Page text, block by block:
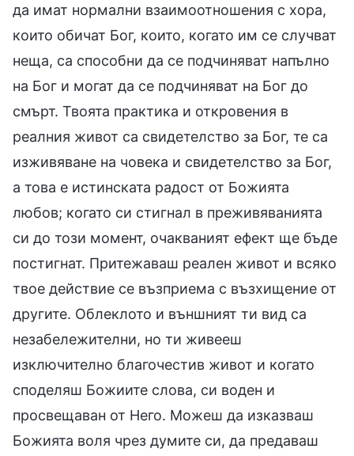
да имат нормални взаимоотношения с хора,
които обичат Бог, които, когато им се случват
неща, са способни да се подчиняват напълно
на Бог и могат да се подчиняват на Бог до
смърт. Твоята практика и откровения в
реалния живот са свидетелство за Бог, те са
изживяване на човека и свидетелство за Бог,
а това е истинската радост от Божията
любов; когато си стигнал в преживяванията
си до този момент, очакваният ефект ще бъде
постигнат. Притежаваш реален живот и всяко
твое действие се възприема с възхищение от
другите. Облеклото и външният ти вид са
незабележителни, но ти живееш
изключително благочестив живот и когато
споделяш Божиите слова, си воден и
просвещаван от Него. Можеш да изказваш
Божията воля чрез думите си, да предаваш